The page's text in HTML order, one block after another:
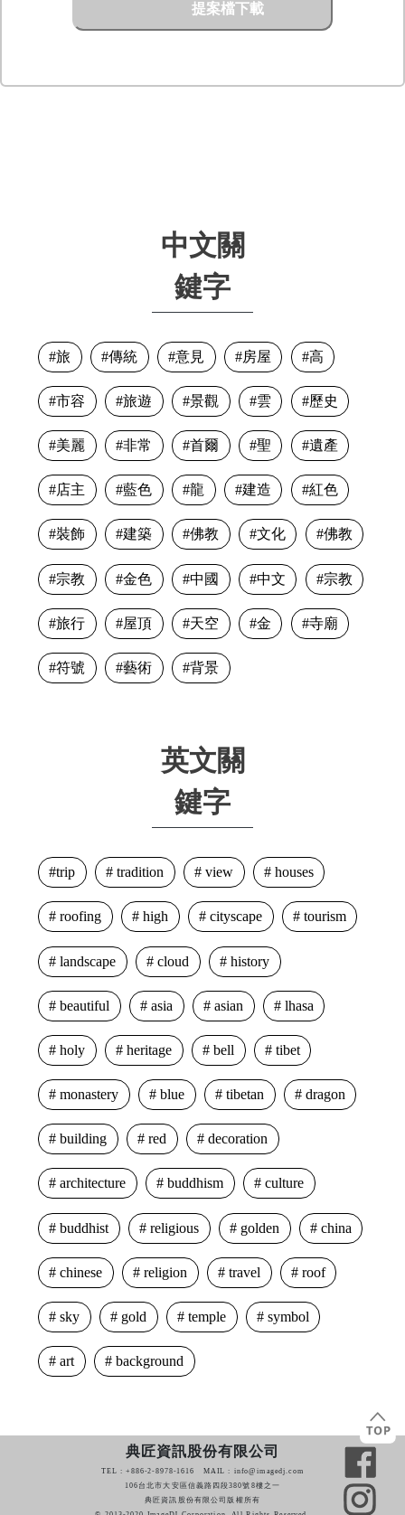
提案檔下載
中文關
鍵字
旅 傳統 意見 房屋 高
市容 旅遊 景觀 雲 歷史
美麗 非常 首爾 聖 遺產
店主 藍色 龍 建造 紅色
裝飾 建築 佛教 文化 佛教
宗教 金色 中國 中文 宗教
旅行 屋頂 天空 金 寺廟
符號 藝術 背景
英文關
鍵字
trip tradition view houses
roofing high cityscape tourism
landscape cloud history
beautiful asia asian lhasa
holy heritage bell tibet
monastery blue tibetan dragon
building red decoration
architecture buddhism culture
buddhist religious golden china
chinese religion travel roof
sky gold temple symbol
art background
典匠資訊股份有限公司
TEL : +886-2-8978-1616 MAIL : info@imagedj.com
106台北市大安區信義路四段380號8樓之一
典匠資訊股份有限公司版權所有